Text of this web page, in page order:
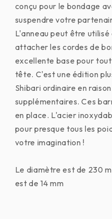
conçu pour le bondage
suspendre votre
L'anneau peut être
attacher les cordes de
excellente base pour
tête. C'est une édition
Shibari ordinaire en
supplémentaires. Ces
en place. L'acier
pour presque tous les
votre imagination !
Le diamètre est de 230
est de 14 mm